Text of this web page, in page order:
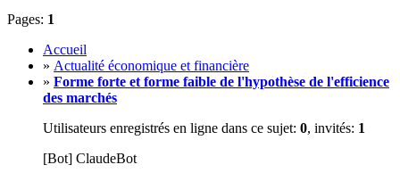
Pages: 1
Accueil
» Actualité économique et financière
» Forme forte et forme faible de l'hypothèse de l'efficience
des marchés
Utilisateurs enregistrés en ligne dans ce sujet: 0, invités: 1
[Bot] ClaudeBot